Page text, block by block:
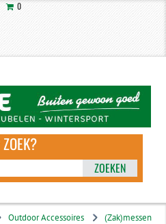
0
ZOEKEN
Outdoor Accessoires
(Zak)messen